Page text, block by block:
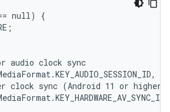
== null) {
audio clock sync
sync (Android 11 or higher)